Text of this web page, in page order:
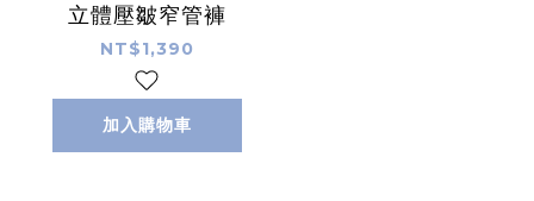
立體壓皺窄管褲
NT$1,390
加入購物車